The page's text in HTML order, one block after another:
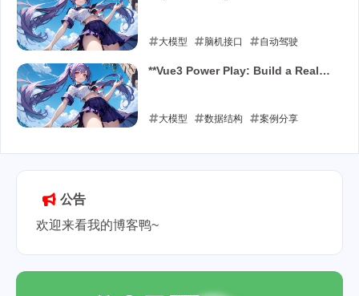
大模型 脑机接口 自动驾驶
2025-06-24
**Vue3 Power Play: Build a Real-
大模型 数据结构 案例分享
公告
欢迎来看我的博客鸭~